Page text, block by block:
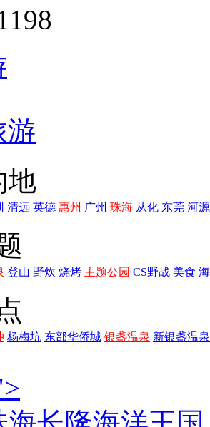
游
地
清远 英德 惠州 广州 珠海 从化 东莞 河源
登山 野炊 烧烤 主题公园 CS野战 美食
杨梅坑 东部华侨城 银盏温泉 新银盏温泉